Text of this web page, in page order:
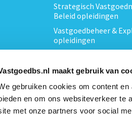
maakt gebruik van
gebruiken cookies om content
en om ons websiteverkeer te
met onze partners voor social
Strategisch
Beleid opleidingen
Vastgoedbeheer &
opleidingen
Projectontwikkeling &
Techniek, Onderhoud
Opleidingen